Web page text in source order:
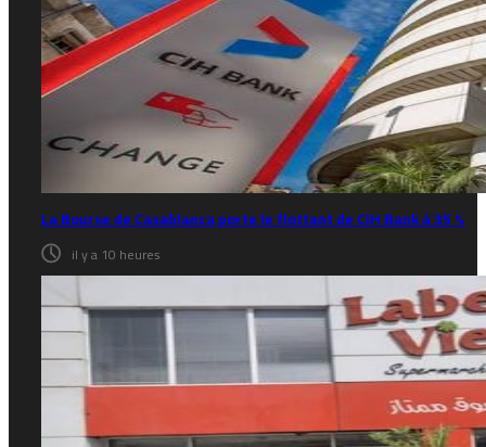
La Bourse de Casablanca porte le flottant de CIH Bank à 35 %
il y a 10 heures